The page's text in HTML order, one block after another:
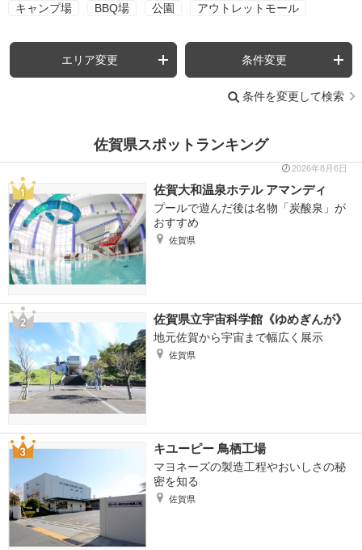
キャンプ場 BBQ場 公園 アウトレットモール
エリア変更 条件変更
条件を変更して検索
佐賀県スポットランキング
2026年8月6日
佐賀大和温泉ホテル アマンディ
プールで遊んだ後は名物「炭酸泉」が
おすすめ
佐賀県
佐賀県立宇宙科学館《ゆめぎんが》
地元佐賀から宇宙まで幅広く展示
佐賀県
キユーピー 鳥栖工場
マヨネーズの製造工程やおいしさの秘
密を知る
佐賀県